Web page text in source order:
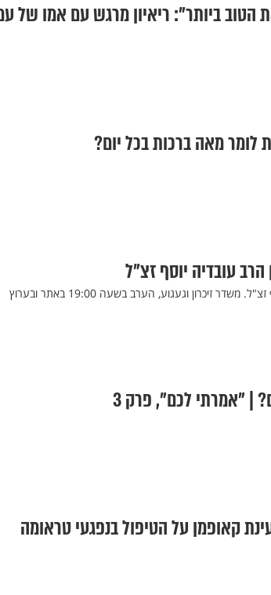
ביותר": ריאיון מרגש עם אמו של
מאה ברכות בכל יום?
11 שנה לפטירת פאר הדור מרן הרב עובדיה יוסף זצ"ל. משדר זיכרון וגעגוע, הערב בשעה 19:00 באתר ובערוץ
| "אמרתי לכם", פרק 3
קאופמן על הטיפול בנפגעי טראומה